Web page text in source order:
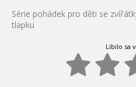
Série pohádek pro děti se
tlapku
Líbilo sa